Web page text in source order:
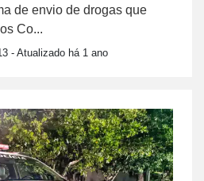
de envio de drogas que
Co...
- Atualizado há 1 ano